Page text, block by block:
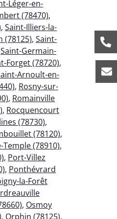
Léger-en-
(78470),
, Saint-Illiers-la-
(78125), Saint-
Saint-Germain-
Forget (78720),
Arnoult-en-
, Rosny-sur-
, Romainville
, Rocquencourt
(78730),
(78120),
Temple (78910),
, Port-Villez
, Ponthévrard
la-Forêt
, Osmoy
, Orphin (78125),